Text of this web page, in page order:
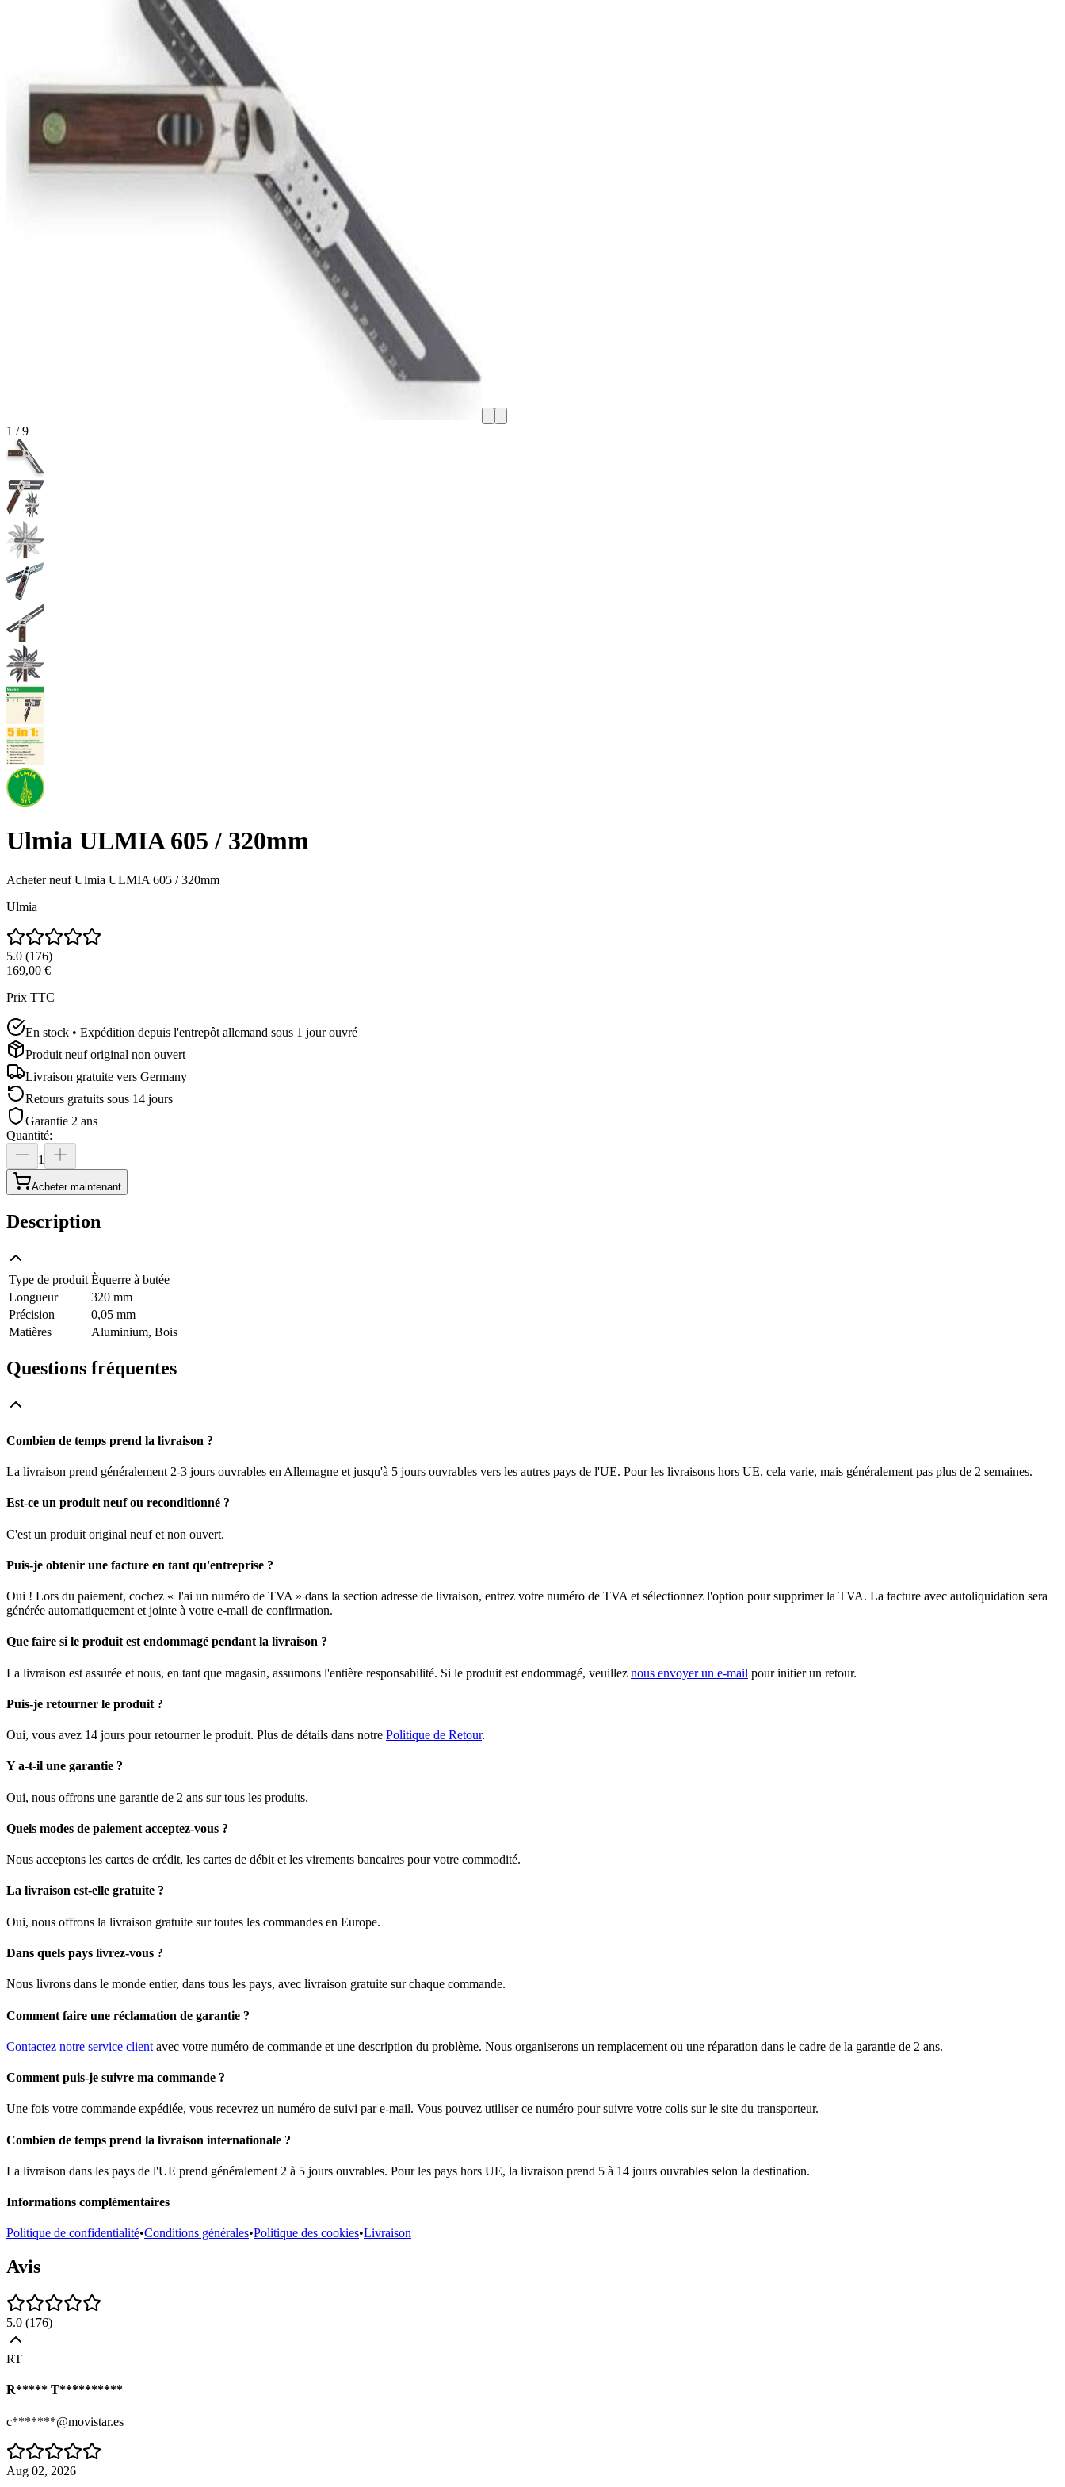
1 /9
Ulmia ULMIA 605 / 320mm
Acheter neuf Ulmia ULMIA 605 / 320mm
Ulmia
5.0 (176)
169,00 €
Prix TTC
En stock • Expédition depuis l'entrepôt allemand sous 1 jour ouvré
Produit neuf original non ouvert
Livraison gratuite vers Germany
Retours gratuits sous 14 jours
Garantie 2 ans
Quantité:
1
Acheter maintenant
Description
Type de produit Èquerre à butée
Longueur
320 mm
Précision
0,05 mm
Matières
Aluminium, Bois
Questions fréquentes
Combien de temps prend la livraison ?
La livraison prend généralement 2-3 jours ouvrables en Allemagne et jusqu'à 5 jours ouvrables vers les autres pays de l'UE. Pour les livraisons hors UE, cela varie, mais généralement pas plus de 2 semaines.
Est-ce un produit neuf ou reconditionné ?
C'est un produit original neuf et non ouvert.
Puis-je obtenir une facture en tant qu'entreprise ?
Oui ! Lors du paiement, cochez « J'ai un numéro de TVA » dans la section adresse de livraison, entrez votre numéro de TVA et sélectionnez l'option pour supprimer la TVA. La facture avec autoliquidation sera
générée automatiquement et jointe à votre e-mail de confirmation.
Que faire si le produit est endommagé pendant la livraison ?
La livraison est assurée et nous, en tant que magasin, assumons l'entière responsabilité. Si le produit est endommagé, veuillez nous envoyer un e-mail pour initier un retour.
Puis-je retourner le produit ?
Oui, vous avez 14 jours pour retourner le produit. Plus de détails dans notre Politique de Retour.
Y a-t-il une garantie ?
Oui, nous offrons une garantie de 2 ans sur tous les produits.
Quels modes de paiement acceptez-vous ?
Nous acceptons les cartes de crédit, les cartes de débit et les virements bancaires pour votre commodité.
La livraison est-elle gratuite ?
Oui, nous offrons la livraison gratuite sur toutes les commandes en Europe.
Dans quels pays livrez-vous ?
Nous livrons dans le monde entier, dans tous les pays, avec livraison gratuite sur chaque commande.
Comment faire une réclamation de garantie ?
Contactez notre service client avec votre numéro de commande et une description du problème. Nous organiserons un remplacement ou une réparation dans le cadre de la garantie de 2 ans.
Comment puis-je suivre ma commande ?
Une fois votre commande expédiée, vous recevrez un numéro de suivi par e-mail. Vous pouvez utiliser ce numéro pour suivre votre colis sur le site du transporteur.
Combien de temps prend la livraison internationale ?
La livraison dans les pays de l'UE prend généralement 2 à 5 jours ouvrables. Pour les pays hors UE, la livraison prend 5 à 14 jours ouvrables selon la destination.
Informations complémentaires
Politique de confidentialité•Conditions générales•Politique des cookies•Livraison
Avis
5.0 (176)
RT
R***** T**********
c*******@movistar.es
Aug 02, 2026